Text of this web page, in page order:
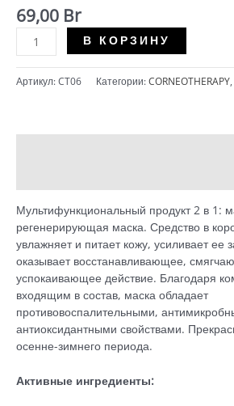
69,00 Br
Количество
ANGIOPHARM
-
Экстраобогащенная
маска
В КОРЗИНУ
Артикул:CT06 Категории:CORNEOTHERAPY,
Мультифункциональный продукт 2 в 1:
регенерирующая маска. Средство в
увлажняет и питает кожу, усиливает ее
оказывает восстанавливающее,
успокаивающее действие. Благодаря
входящим в состав, маска обладает
противовоспалительными,
антиоксидантными свойствами.
осенне-зимнего периода.
Активные ингредиенты: